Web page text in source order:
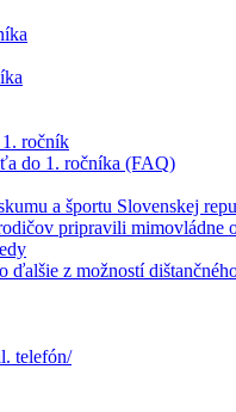
ročník
do 1. ročníka (FAQ)
a športu Slovenskej
pripravili mimovládne
z možností
telefón/